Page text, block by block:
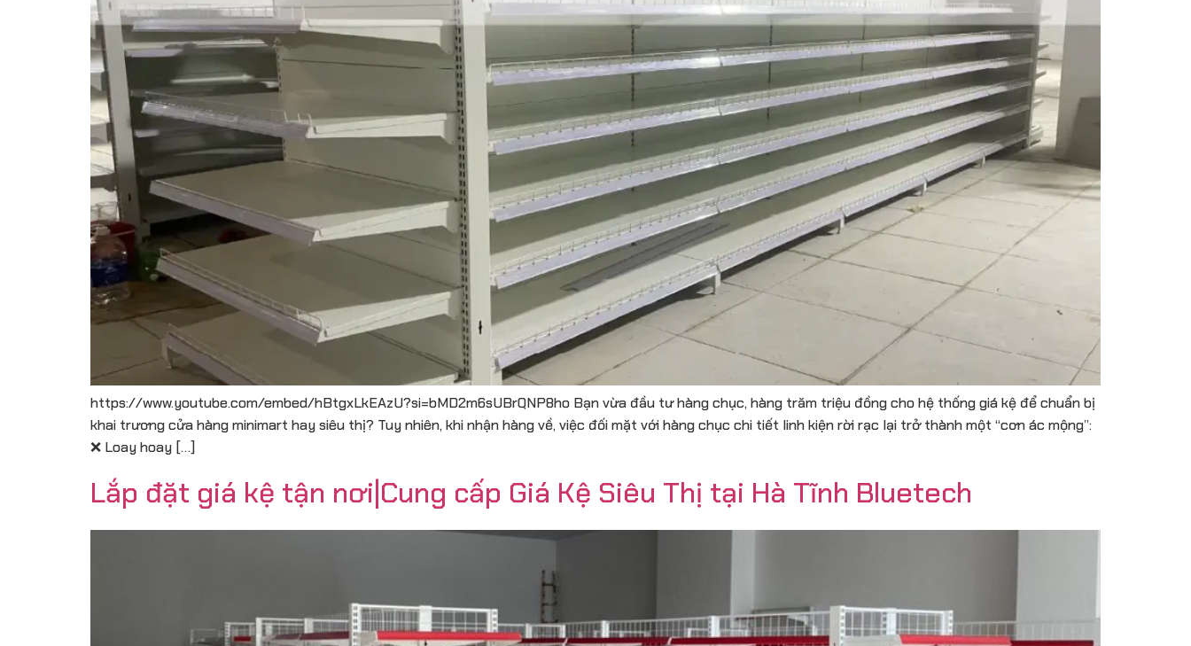
https://www.youtube.com/embed/hBtgxLkEAzU?si=bMD2m6sUBrQNP8ho Bạn vừa đầu tư hàng chục, hàng trăm triệu đồng cho hệ thống giá kệ để chuẩn bị
khai trương cửa hàng minimart hay siêu thị? Tuy nhiên, khi nhận hàng về, việc đối mặt với hàng chục chi tiết linh kiện rời rạc lại trở thành một “cơn ác mộng”:
❌ Loay hoay […]
Lắp đặt giá kệ tận nơi|Cung cấp Giá Kệ Siêu Thị tại Hà Tĩnh Bluetech